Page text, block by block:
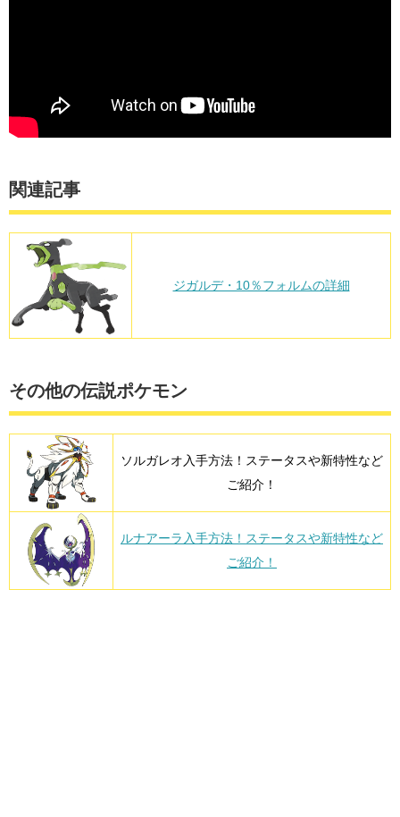
関連記事
ジガルデ・10％フォルムの詳細
その他の伝説ポケモン
ソルガレオ入手方法！ステータスや新特性など
ご紹介！
ルナアーラ入手方法！ステータスや新特性など
ご紹介！